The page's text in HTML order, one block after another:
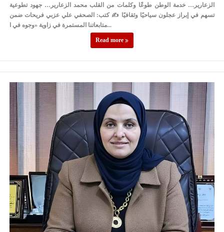
الزعارير… خدمة الوطن طوعًا وكلمات من القلب محمد الزعارير… جهود تطوعية
تسهم في إبراز عجلون سياحيًا وثقافيًا ✍️ كتب: الصحفي علي عزبي فريحات ضمن
متابعاتنا المستمرة في زاوية «وجوه في ا...
Read more